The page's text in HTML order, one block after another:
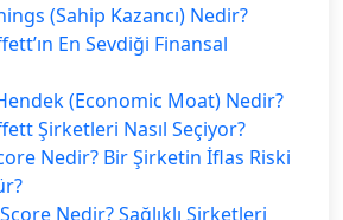
(Sahip Kazancı) Nedir?
En Sevdiği Finansal
(Economic Moat) Nedir?
Şirketleri Nasıl Seçiyor?
Nedir? Bir Şirketin İflas Riski
Nedir? Sağlıklı Şirketleri